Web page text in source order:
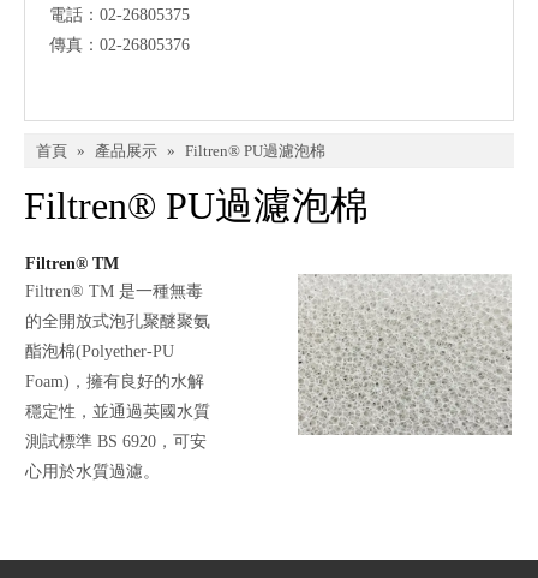
電話：02-26805375
傳真：02-26805376
首頁 » 產品展示 » Filtren® PU過濾泡棉
Filtren® PU過濾泡棉
Filtren® TM
Filtren® TM 是一種無毒
的全開放式泡孔聚醚聚氨
酯泡棉(Polyether-PU
Foam)，擁有良好的水解
穩定性，並通過英國水質
測試標準 BS 6920，可安
心用於水質過濾。